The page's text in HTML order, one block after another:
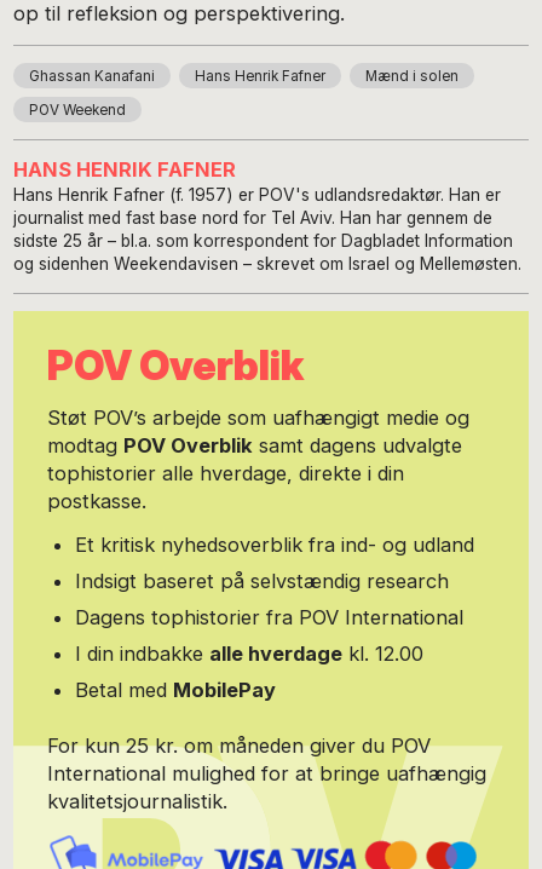
op til refleksion og perspektivering.
Ghassan Kanafani Hans Henrik Fafner Mænd i solen
POV Weekend
HANS HENRIK FAFNER
Hans Henrik Fafner (f. 1957) er POV's udlandsredaktør. Han er
journalist med fast base nord for Tel Aviv. Han har gennem de
sidste 25 år – bl.a. som korrespondent for Dagbladet Information
og sidenhen Weekendavisen – skrevet om Israel og Mellemøsten.
POV Overblik
Støt POV’s arbejde som uafhængigt medie og
modtag POV Overblik samt dagens udvalgte
tophistorier alle hverdage, direkte i din
postkasse.
Et kritisk nyhedsoverblik fra ind- og udland
Indsigt baseret på selvstændig research
Dagens tophistorier fra POV International
I din indbakke alle hverdage kl. 12.00
Betal med MobilePay
For kun 25 kr. om måneden giver du POV
International mulighed for at bringe uafhængig
kvalitetsjournalistik.